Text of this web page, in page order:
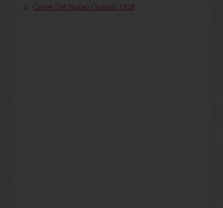
Carrer Del Notari Closells Olot